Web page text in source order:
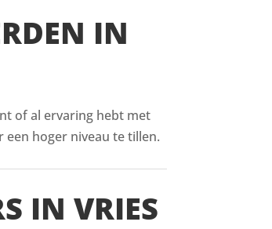
IN
of al ervaring hebt met
een hoger niveau te tillen.
IN VRIES